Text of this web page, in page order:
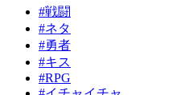
#戦闘
#ネタ
#勇者
#キス
#RPG